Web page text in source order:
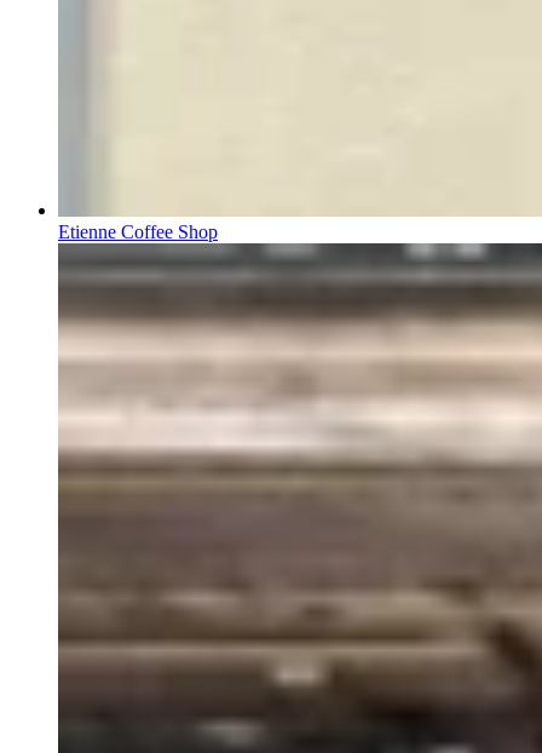
Etienne Coffee Shop